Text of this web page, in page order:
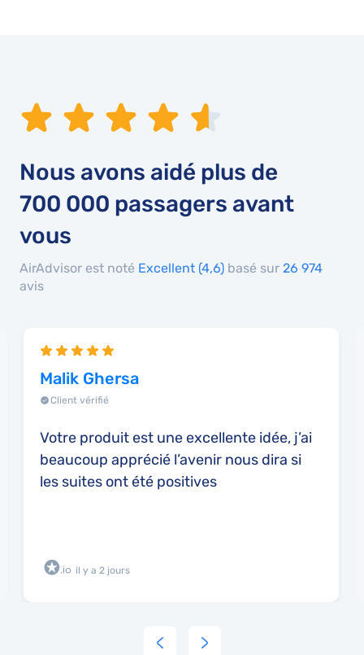
Nous avons aidé plus de
700 000 passagers avant
vous
AirAdvisor est noté Excellent (4,6) basé sur 26 974
avis
Malik Ghersa
Client vérifié
Votre produit est une excellente idée, j’ai
beaucoup apprécié l’avenir nous dira si
les suites ont été positives
il y a 2 jours